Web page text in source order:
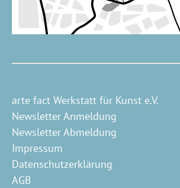
arte fact Werkstatt für Kunst e.V.
Newsletter Anmeldung
Newsletter Abmeldung
Impressum
Datenschutzerklärung
AGB